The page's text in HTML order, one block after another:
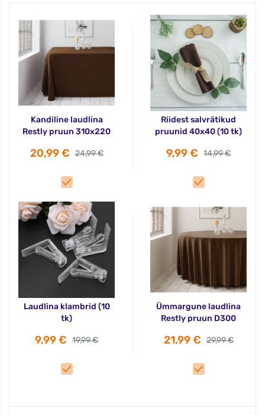
Kandiline laudlina
Restly pruun 310x220
20,99 € 24,99 €
Riidest salvrätikud
pruunid 40x40 (10 tk)
9,99 € 14,99 €
Laudlina klambrid (10
tk)
9,99 € 19,99 €
Ümmargune laudlina
Restly pruun D300
21,99 € 29,99 €